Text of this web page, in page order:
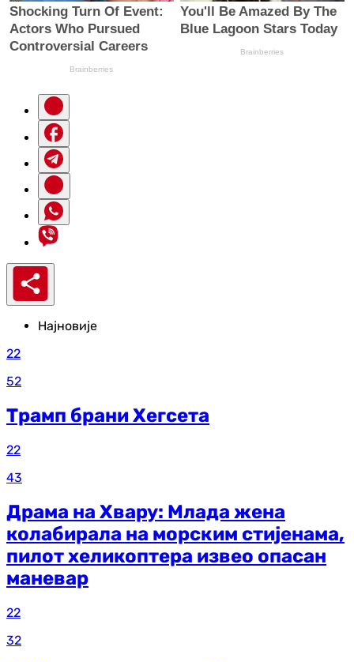
Најновије
22
52
Трамп брани Хегсета
22
43
Драма на Хвару: Млада жена
колабирала на морским стијенама,
пилот хеликоптера извео опасан
маневар
22
32